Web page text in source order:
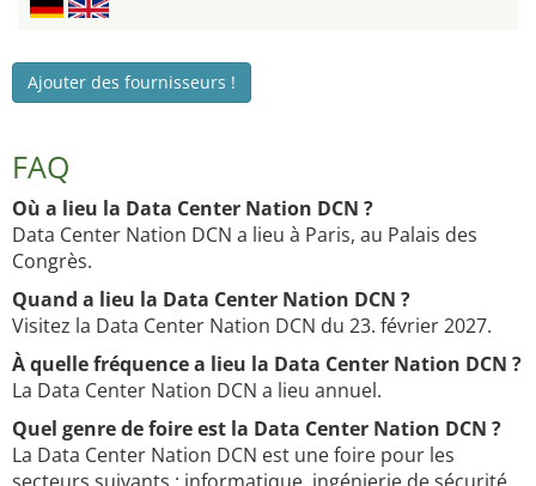
Ajouter des fournisseurs !
FAQ
Où a lieu la Data Center Nation DCN ?
Data Center Nation DCN a lieu à Paris, au Palais des
Congrès.
Quand a lieu la Data Center Nation DCN ?
Visitez la Data Center Nation DCN du 23. février 2027.
À quelle fréquence a lieu la Data Center Nation DCN ?
La Data Center Nation DCN a lieu annuel.
Quel genre de foire est la Data Center Nation DCN ?
La Data Center Nation DCN est une foire pour les